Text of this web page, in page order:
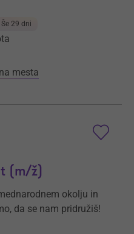
Še 29 dni
mesta
(m/ž)
okolju in
da se nam pridružiš!